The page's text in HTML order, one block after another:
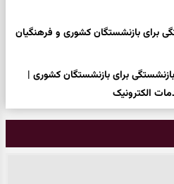
برای بازنشستگان کشوری و فرهنگیان
برای بازنشستگان کشوری |
الکترونیک